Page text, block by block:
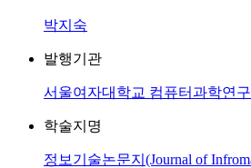
박지숙
발행기관
서울여자대학교 컴퓨터과학연
학술지명
정보기술논문지(Journal of